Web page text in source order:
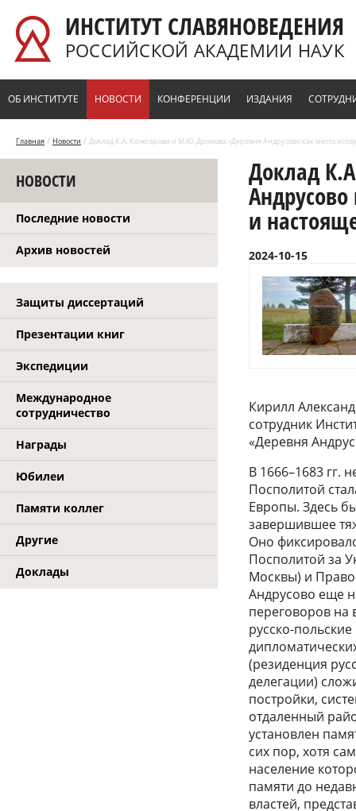
ИНСТИТУТ СЛАВЯНОВЕДЕНИЯ
РОССИЙСКОЙ АКАДЕМИИ НАУК
ОБ ИНСТИТУТЕ НОВОСТИ КОНФЕРЕНЦИИ ИЗДАНИЯ
Главная / Новости / Доклад К.А. Кочегарова и М.Ю. Дронова «Деревня Андрусово как место
НОВОСТИ
Последние новости
Архив новостей
Защиты диссертаций
Презентации книг
Экспедиции
Международное
сотрудничество
Награды
Юбилеи
Памяти коллег
Другие
Доклады
Доклад
и
2024-10-15
Кирилл
сотрудник
«Деревня
В 1666–1683 гг.
Посполитой
Европы. Здесь
завершившее
Оно
Посполитой за
Москвы) и
Андрусово еще
переговоров на
русско-
(резиденция
делегации)
постройки,
отдаленный
установлен
сих пор, хотя
население
памяти до
властей,